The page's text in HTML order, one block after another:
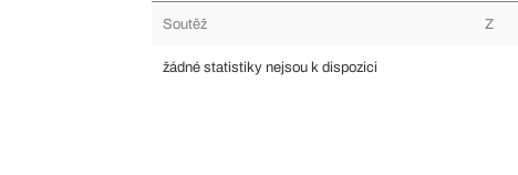
Soutěž Z
žádné statistiky nejsou k dispozici